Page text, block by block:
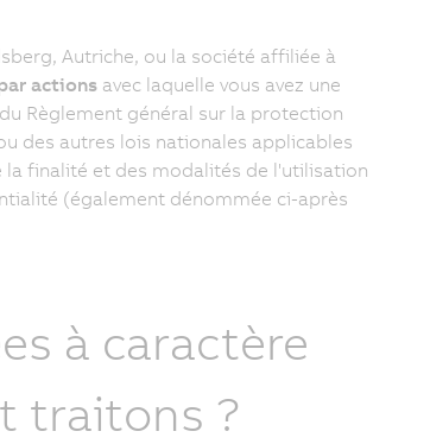
Autriche, ou la société affiliée à
actionsavec laquelle vous avez une
Règlement général sur la protection
des autres lois nationales applicables
la finalité et des modalités de l'utilisation
(également dénommée ci-après
à caractère
traitons ?